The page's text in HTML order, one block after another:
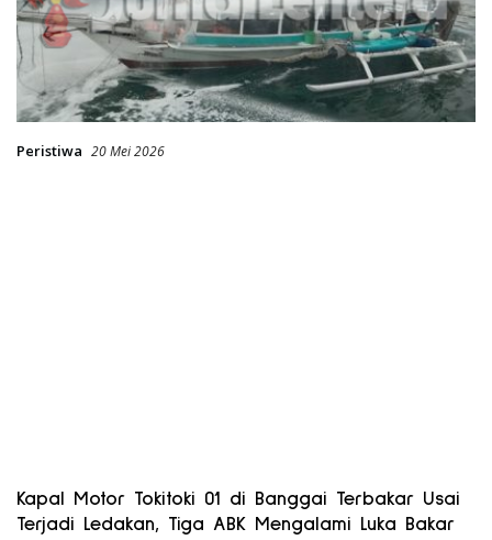
Peristiwa 20 Mei 2026
Kapal Motor Tokitoki 01 di Banggai Terbakar Usai
Terjadi Ledakan, Tiga ABK Mengalami Luka Bakar